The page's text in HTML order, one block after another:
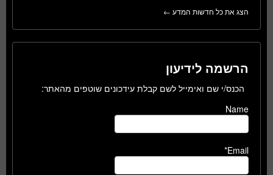
הצג את כל חדשות המדע ←
הרשמה לידיעון
הכנס/י שם ואימייל לשם קבלת עידכונים שוטפים מהאתר:
Name
Email*